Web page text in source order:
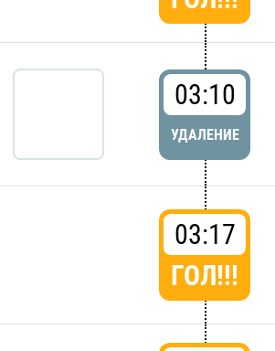
03:10
УДАЛЕНИЕ
03:17
ГОЛ!!!